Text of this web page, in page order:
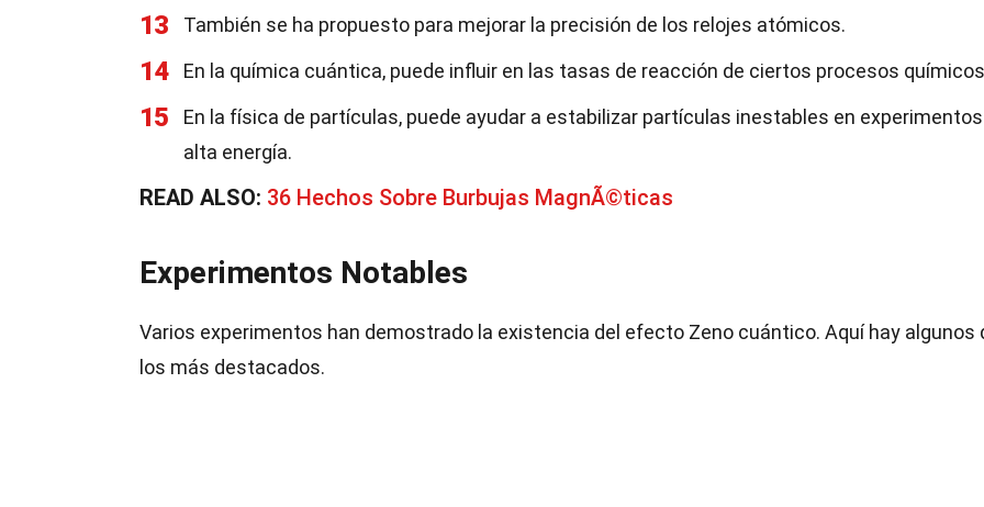
13 También se ha propuesto para mejorar la precisión de los relojes atómicos.
14 En la química cuántica, puede influir en las tasas de reacción de ciertos procesos
15
En la física de partículas, puede ayudar a estabilizar partículas inestables en
alta energía.
READ ALSO: 36 Hechos Sobre Burbujas MagnÃ©ticas
Experimentos Notables
Varios experimentos han demostrado la existencia del efecto Zeno cuántico. Aquí hay algunos
los más destacados.